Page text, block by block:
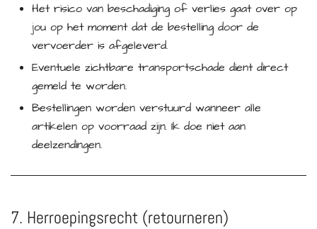
Het risico van beschadiging of verlies gaat over op
jou op het moment dat de bestelling door de
vervoerder is afgeleverd.
Eventuele zichtbare transportschade dient direct
gemeld te worden.
Bestellingen worden verstuurd wanneer alle
artikelen op voorraad zijn. Ik doe niet aan
deelzendingen.
7. Herroepingsrecht (retourneren)